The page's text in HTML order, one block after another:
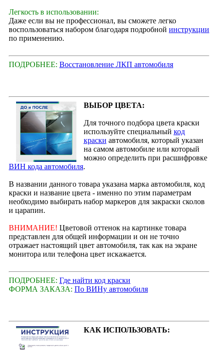
Легкость в использовании:
Даже если вы не профессионал, вы сможете легко
воспользоваться набором благодаря подробной инструкции
по применению.
ПОДРОБНЕЕ: Восстановление ЛКП автомобиля
ВЫБОР ЦВЕТА:
Для точного подбора цвета краски
используйте специальный код
краски автомобиля, который указан
на самом автомобиле или который
можно определить при расшифровке
ВИН кода автомобиля.
В названии данного товара указана марка автомобиля, код
краски и название цвета - именно по этим параметрам
необходимо выбирать набор маркеров для закраски сколов
и царапин.
ВНИМАНИЕ! Цветовой оттенок на картинке товара
представлен для общей информации и он не точно
отражает настоящий цвет автомобиля, так как на экране
монитора или телефона цвет искажается.
ПОДРОБНЕЕ: Где найти код краски
ФОРМА ЗАКАЗА: По ВИНу автомобиля
КАК ИСПОЛЬЗОВАТЬ: